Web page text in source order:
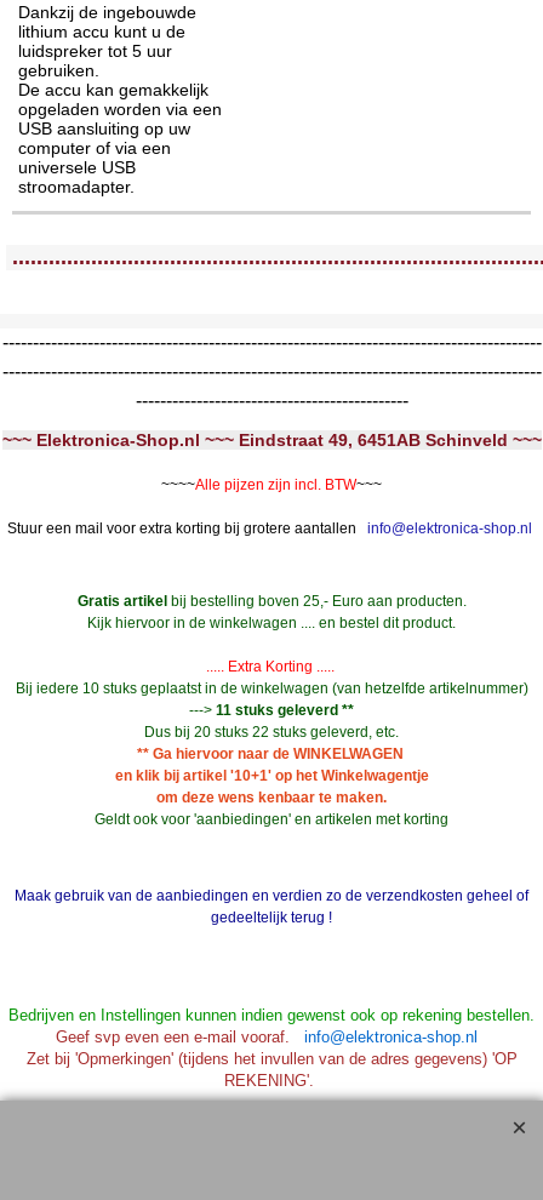
Dankzij de ingebouwde
lithium accu kunt u de
luidspreker tot 5 uur
gebruiken.
De accu kan gemakkelijk
opgeladen worden via een
USB aansluiting op uw
computer of via een
universele USB
stroomadapter.
-----------------------------------------------------------------------------------------
-----------------------------------------------------------------------------------------
---------------------------------------------
~~~ Elektronica-Shop.nl ~~~ Eindstraat 49, 6451AB Schinveld ~~~
~~~~Alle pijzen zijn incl. BTW~~~
Stuur een mail voor extra korting bij grotere aantallen info@elektronica-shop.nl
Gratis artikel bij bestelling boven 25,- Euro aan producten.
Kijk hiervoor in de winkelwagen .... en bestel dit product.
..... Extra Korting .....
Bij iedere 10 stuks geplaatst in de winkelwagen (van hetzelfde artikelnummer)
---> 11 stuks geleverd **
Dus bij 20 stuks 22 stuks geleverd, etc.
** Ga hiervoor naar de WINKELWAGEN
en klik bij artikel '10+1' op het Winkelwagentje
om deze wens kenbaar te maken.
Geldt ook voor 'aanbiedingen' en artikelen met korting
Maak gebruik van de aanbiedingen en verdien zo de verzendkosten geheel of
gedeeltelijk terug !
Bedrijven en Instellingen kunnen indien gewenst ook op rekening bestellen.
Geef svp even een e-mail vooraf. info@elektronica-shop.nl
Zet bij 'Opmerkingen' (tijdens het invullen van de adres gegevens) 'OP
REKENING'.